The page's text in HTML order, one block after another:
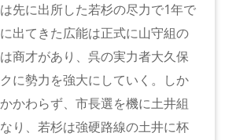
先に出所した若杉の尽力で1年で
出てきた広能は正式に山守組の
商才があり、呉の実力者大久保
に勢力を強大にしていく。しか
かわらず、市長選を機に土井組
り、若杉は強硬路線の土井に杯